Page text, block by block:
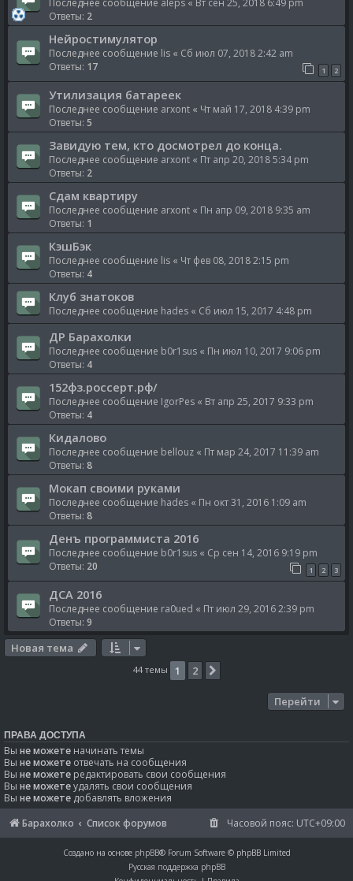
Ответы: 2
Нейростимулятор
Последнее сообщение lis « Сб июл 07, 2018 2:42 am
Ответы: 17 1 2
Утилизация батареек
Последнее сообщение arxont « Чт май 17, 2018 4:39 pm
Ответы: 5
Завидую тем, кто досмотрел до конца.
Последнее сообщение arxont « Пт апр 20, 2018 5:34 pm
Ответы: 2
Сдам квартиру
Последнее сообщение arxont « Пн апр 09, 2018 9:35 am
Ответы: 1
КэшБэк
Последнее сообщение lis « Чт фев 08, 2018 2:15 pm
Ответы: 4
Клуб знатоков
Последнее сообщение hades « Сб июл 15, 2017 4:48 pm
ДР Барахолки
Последнее сообщение b0r1sus « Пн июл 10, 2017 9:06 pm
Ответы: 4
152фз.россерт.рф/
Последнее сообщение IgorPes « Вт апр 25, 2017 9:33 pm
Ответы: 4
Кидалово
Последнее сообщение bellouz « Пт мар 24, 2017 11:39 am
Ответы: 8
Мокап своими руками
Последнее сообщение hades « Пн окт 31, 2016 1:09 am
Ответы: 8
Денъ программиста 2016
Последнее сообщение b0r1sus « Ср сен 14, 2016 9:19 pm
Ответы: 20 1 2 3
ДСА 2016
Последнее сообщение ra0ued « Пт июл 29, 2016 2:39 pm
Ответы: 9
Новая тема
44 темы 1 2
Перейти
ПРАВА ДОСТУПА
Вы не можете начинать темы
Вы не можете отвечать на сообщения
Вы не можете редактировать свои сообщения
Вы не можетеудалять свои сообщения
Вы не можете добавлять вложения
Барахолко
Список форумов Часовой пояс: UTC+09:00
Создано на основе phpBB® Forum Software © phpBB Limited
Русская поддержка phpBB